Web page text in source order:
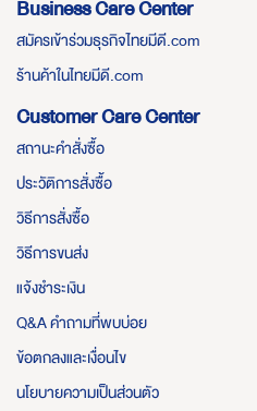
Business Care Center
สมัครเข้าร่วมธุรกิจไทยมีดี.com
ร้านค้าในไทยมีดี.com
Customer Care Center
สถานะคำสั่งซื้อ
ประวัติการสั่งซื้อ
วิธีการสั่งซื้อ
วิธีการขนส่ง
แจ้งชำระเงิน
Q&A คำถามที่พบบ่อย
ข้อตกลงและเงื่อนไข
นโยบายความเป็นส่วนตัว